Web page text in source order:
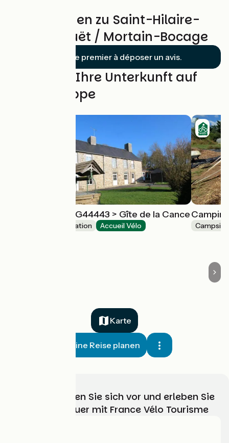
Bewertungen zu Saint-Hilaire-
du-Harcouët / Mortain-Bocage
Soyez le premier à déposer un avis.
Finden Sie Ihre Unterkunft auf
dieser Etappe
Gîte de groupe G44443 > Gîte de la Cance
Group accommodation Accueil Vélo
Karte
Meine Reise planen
Wählen, bereiten Sie sich vor und erleben Sie
Ihr Radabenteuer mit France Vélo Tourisme